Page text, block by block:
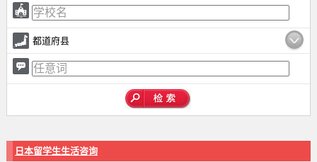
都道府县
日本留学生生活咨询